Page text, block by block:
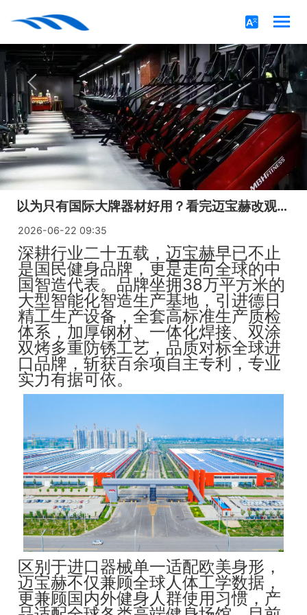
以为只有国际大牌器材好用？看完迈宝赫改观了！
2026-06-22 09:35
深耕行业二十五载，迈宝赫早已不止
是国民健身品牌，更是走向全球的中
国智造代表。品牌坐拥38万平方米的
大型智能化智造生产基地，引进德日
精工生产设备，全套高标准生产质检
体系，加厚钢材、一体化焊接、双涂
双烤多重防锈工艺，品质对标全球进
口品牌，斩获百余项自主专利，专业
实力有据可依。
区别于进口器械单一适配欧美身形，
迈宝赫不仅兼顾全球人体工学数据，
更兼顾国内外健身人群使用习惯，产